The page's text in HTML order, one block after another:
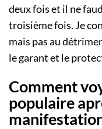
deux fois et il ne
troisième fois. Je
mais pas au
le garant et le
Comment
populaire